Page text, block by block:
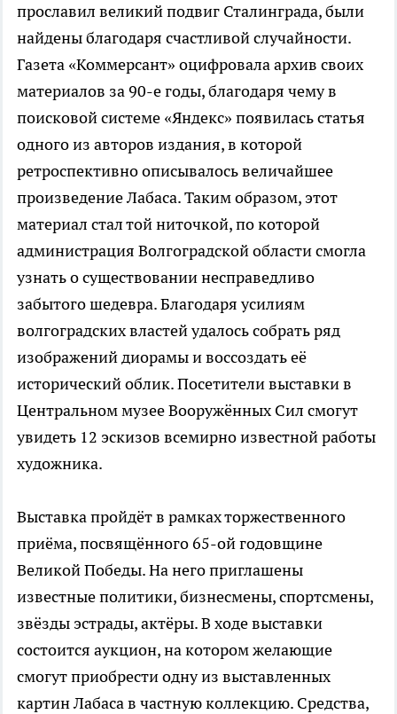
прославил великий подвиг Сталинграда, были
найдены благодаря счастливой случайности.
Газета «Коммерсант» оцифровала архив своих
материалов за 90-е годы, благодаря чему в
поисковой системе «Яндекс» появилась статья
одного из авторов издания, в которой
ретроспективно описывалось величайшее
произведение Лабаса. Таким образом, этот
материал стал той ниточкой, по которой
администрация Волгоградской области смогла
узнать о существовании несправедливо
забытого шедевра. Благодаря усилиям
волгоградских властей удалось собрать ряд
изображений диорамы и воссоздать её
исторический облик. Посетители выставки в
Центральном музее Вооружённых Сил смогут
увидеть 12 эскизов всемирно известной работы
художника.
Выставка пройдёт в рамках торжественного
приёма, посвящённого 65-ой годовщине
Великой Победы. На него приглашены
известные политики, бизнесмены, спортсмены,
звёзды эстрады, актёры. В ходе выставки
состоится аукцион, на котором желающие
смогут приобрести одну из выставленных
картин Лабаса в частную коллекцию. Средства,